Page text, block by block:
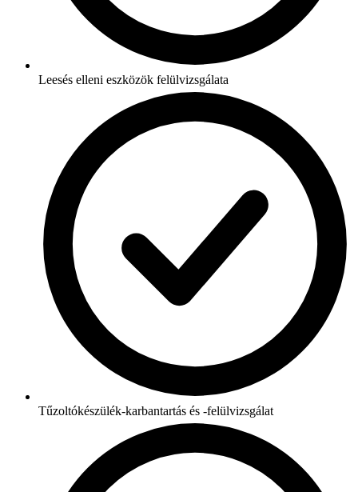
Leesés elleni eszközök felülvizsgálata
Tűzoltókészülék-karbantartás és -felülvizsgálat